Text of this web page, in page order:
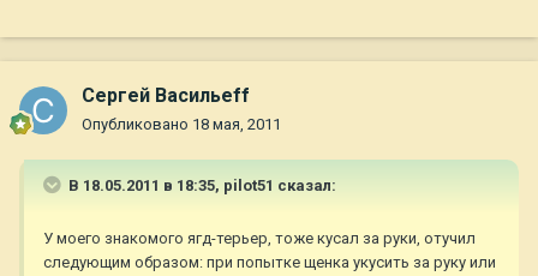
Сергей Васильеff
Опубликовано 18 мая, 2011
В 18.05.2011 в 18:35, pilot51 сказал:
У моего знакомого ягд-терьер, тоже кусал за руки, отучил
следующим образом: при попытке щенка укусить за руку или